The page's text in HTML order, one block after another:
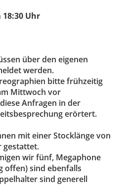
Uhr
über den eigenen
werden.
bitte frühzeitig
Mittwoch vor
Anfragen in der
erörtert.
mit einer Stocklänge von
gestattet.
wir fünf, Megaphone
offen) sind ebenfalls
sind generell